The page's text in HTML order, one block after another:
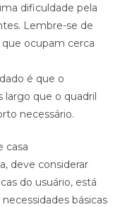
dificuldade pela
Lembre-se de
que ocupam cerca
é que o
largo que o quadril
necessário.
casa
deve considerar
do usuário, está
básicas